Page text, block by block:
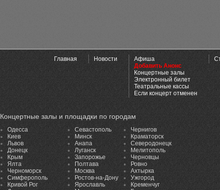
Главная Новости
Афиша
Добавить Анонс
Концертные залы
Электронный билет
Театральные кассы
Если концерт отменен
Концертные залы и площадки по городам
Одесса
Киев
Львов
Донецк
Крым
Ялта
Черноморск
Симферополь
Кривой Рог
Севастополь
Минск
Анапа
Луганск
Запорожье
Полтава
Москва
Ростов-на-Дону
Ярославль
Чернигов
Краматорск
Северодонецк
Мелитополь
Черновцы
Ровно
Ахтырка
Ужгород
Кременчуг